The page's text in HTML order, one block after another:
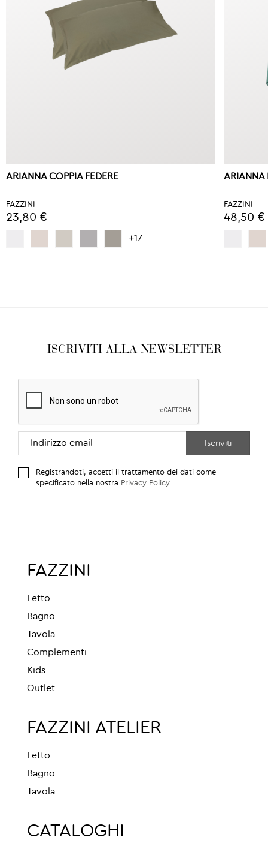
ARIANNA COPPIA FEDERE
FAZZINI
23,80 €
+17
ARIANNA
FAZZINI
48,50 €
ISCRIVITI ALLA NEWSLETTER
Registrandoti, accetti il trattamento dei dati come
specificato nella nostra Privacy Policy.
FAZZINI
Letto
Bagno
Tavola
Complementi
Kids
Outlet
FAZZINI ATELIER
Letto
Bagno
Tavola
CATALOGHI